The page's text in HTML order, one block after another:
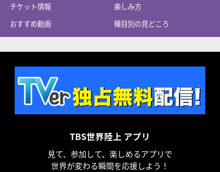
チケット情報
楽しみ方
おすすめ動画
種目別の見どころ
TBS世界陸上 アプリ
見て、参加して、楽しめるアプリで
世界が変わる瞬間を応援しよう！